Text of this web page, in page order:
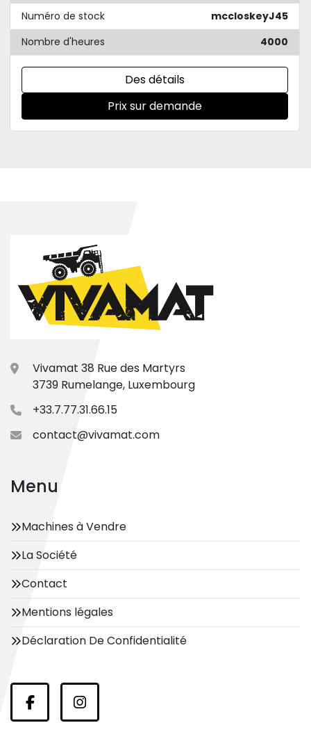
Numéro de stock
mccloskeyJ45
Nombre d'heures
4000
Des détails
Prix sur demande
Vivamat 38 Rue des Martyrs
3739 Rumelange, Luxembourg
+33.7.77.31.66.15
contact@vivamat.com
Menu
Machines à Vendre
La Société
Contact
Mentions légales
Déclaration De Confidentialité
facebookinstagram